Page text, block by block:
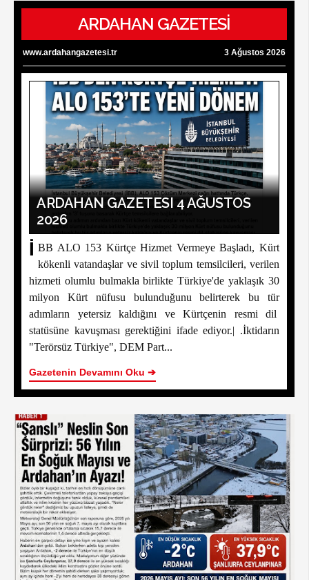
ARDAHAN GAZETESİ
www.ardahangazetesi.tr 3 Ağustos 2026
ARDAHAN GAZETESI 4 AĞUSTOS
2026
İ BB ALO 153 Kürtçe Hizmet Vermeye Başladı, Kürt
kökenli vatandaşlar ve sivil toplum temsilcileri, verilen
hizmeti olumlu bulmakla birlikte Türkiye'de yaklaşık 30
milyon Kürt nüfusu bulunduğunu belirterek bu tür
adımların yetersiz kaldığını ve Kürtçenin resmi dil
statüsüne kavuşması gerektiğini ifade ediyor.| .İktidarın
"Terörsüz Türkiye", DEM Part...
Gazetenin Devamını Oku ➔